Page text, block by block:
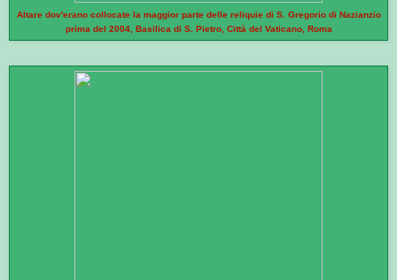
Altare dov'erano collocate la maggior parte delle reliquie di S. Gregorio di Nazianzio
prima del 2004, Basilica di S. Pietro, Città del Vaticano, Roma